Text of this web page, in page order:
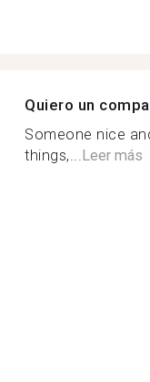
Quiero un
Someone nice
things,...Leer más